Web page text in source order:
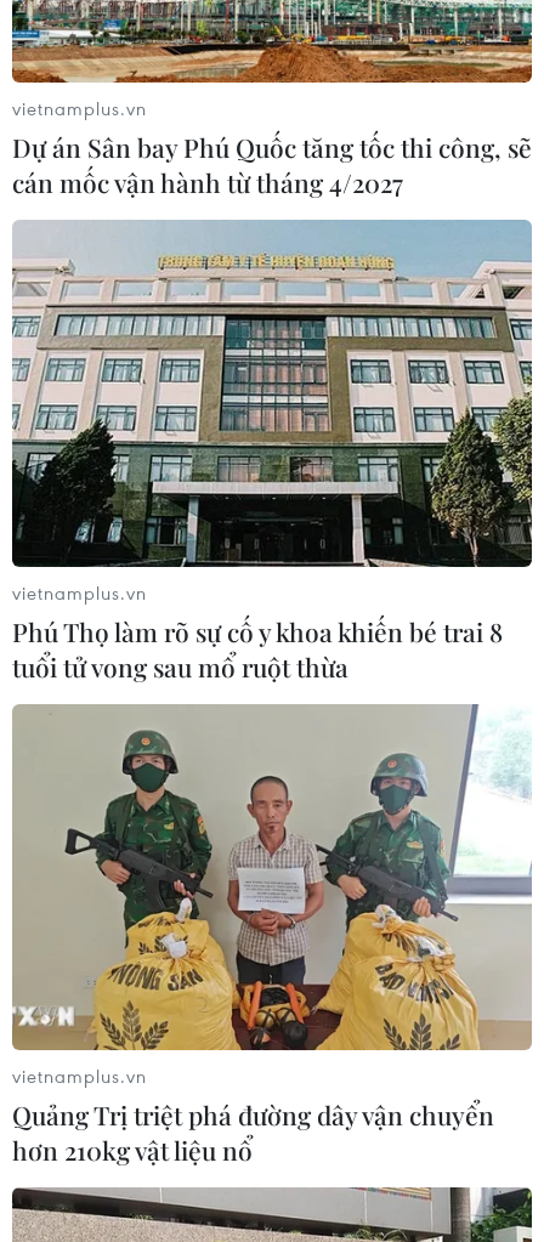
vietnamplus.vn
Dự án Sân bay Phú Quốc tăng tốc thi công, sẽ
cán mốc vận hành từ tháng 4/2027
vietnamplus.vn
Phú Thọ làm rõ sự cố y khoa khiến bé trai 8
tuổi tử vong sau mổ ruột thừa
vietnamplus.vn
Quảng Trị triệt phá đường dây vận chuyển
hơn 210kg vật liệu nổ